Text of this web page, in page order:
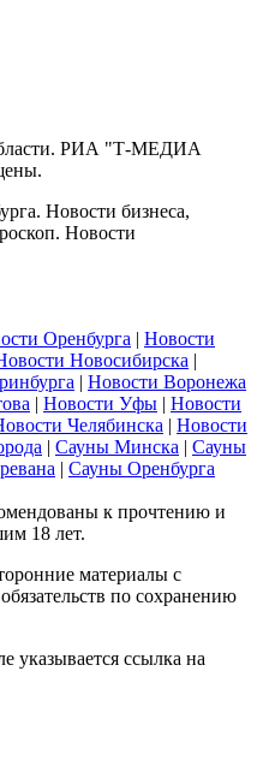
РИА "Т-МЕДИА
Новости бизнеса,
Новости
Оренбурга | Новости
Новосибирска |
| Новости Воронежа
| Новости Уфы | Новости
Челябинска | Новости
| Сауны Минска | Сауны
| Сауны Оренбурга
к прочтению и
18 лет.
материалы с
по сохранению
указывается ссылка на